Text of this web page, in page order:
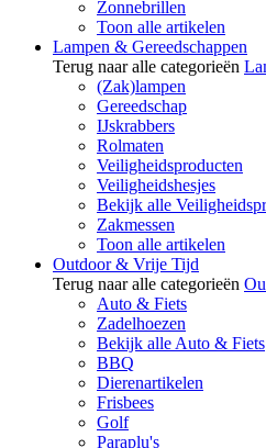
Zonnebrillen
Toon alle artikelen
Lampen & Gereedschappen
Terug naar alle categorieën
(Zak)lampen
Gereedschap
IJskrabbers
Rolmaten
Veiligheidsproducten
Veiligheidshesjes
Bekijk alle
Zakmessen
Toon alle artikelen
Outdoor & Vrije Tijd
Terug naar alle categorieën
Auto & Fiets
Zadelhoezen
Bekijk alle Auto & Fiets
BBQ
Dierenartikelen
Frisbees
Golf
Paraplu's